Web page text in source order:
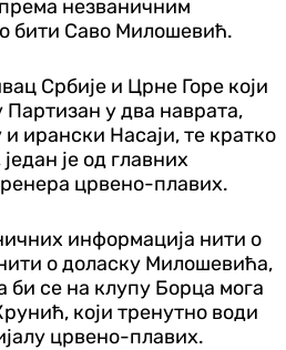
незваничним
бити Саво Милошевић.
Србије и Црне Горе који
Партизан у два наврата,
ирански Насаји, те кратко
је од главних
црвено-плавих.
информација нити о
о доласку Милошевића,
би се на клупу Борца мога
који тренутно води
црвено-плавих.